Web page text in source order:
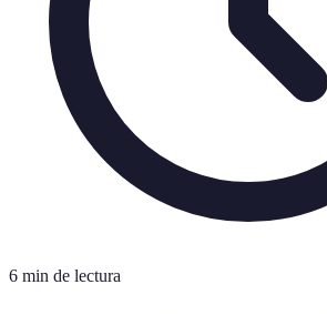
6 min de lectura